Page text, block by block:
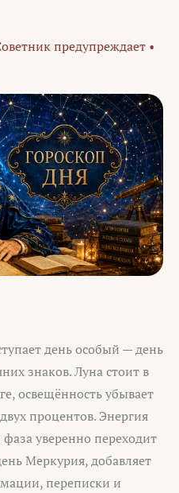
предупреждает •
день особый — день
знаков. Луна стоит в
освещённость убывает
процентов. Энергия
уверенно переходит
Меркурия, добавляет
переписки и